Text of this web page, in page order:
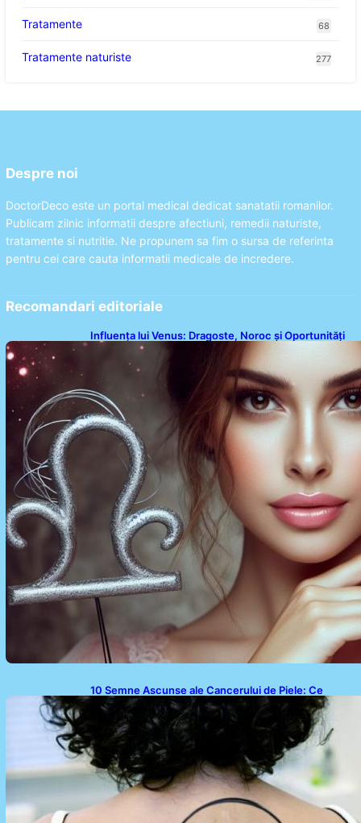
Tratamente 68
Tratamente naturiste 277
Despre noi
DoctorDeco este un portal medical dedicat sanatatii romanilor.
Publicam zilnic informatii despre afectiuni, remedii naturiste,
tratamente si nutritie. Ne propunem sa fim o sursa de referinta
pentru cei care cauta informatii medicale de incredere.
Recomandari editoriale
Influența lui Venus: Dragoste, Noroc și Oportunități
pentru Tauri și Balanțe în Weekendul 8-9 August
10 Semne Ascunse ale Cancerului de Piele: Ce
Trebuie să Știm pentru a Ne Proteja